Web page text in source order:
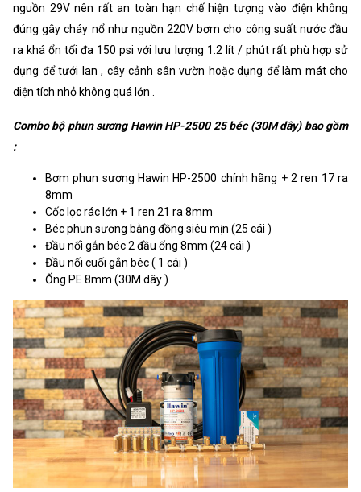
nguồn 29V nên rất an toàn hạn chế hiện tượng vào điện không
đúng gây cháy nổ như nguồn 220V bơm cho công suất nước đầu
ra khá ổn tối đa 150 psi với lưu lượng 1.2 lít / phút rất phù hợp sử
dụng để tưới lan , cây cảnh sân vườn hoặc dụng để làm mát cho
diện tích nhỏ không quá lớn .
Combo bộ phun sương Hawin HP-2500 25 béc (30M dây) bao gồm
:
Bơm phun sương Hawin HP-2500 chính hãng + 2 ren 17 ra
8mm
Cốc lọc rác lớn + 1 ren 21 ra 8mm
Béc phun sương bằng đồng siêu mịn (25 cái )
Đầu nối gắn béc 2 đầu ống 8mm (24 cái )
Đầu nối cuối gắn béc ( 1 cái )
Ống PE 8mm (30M dây )